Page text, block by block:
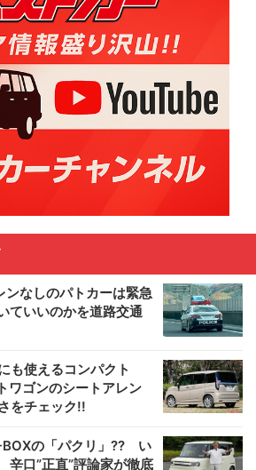
ンなしのパトカーは緊急
ていいのかを道路交通
も使えるコンパクト
ゴンのシートアレン
をチェック!!
BOXの「パクリ」?? い
口”正直”評論家が徹底